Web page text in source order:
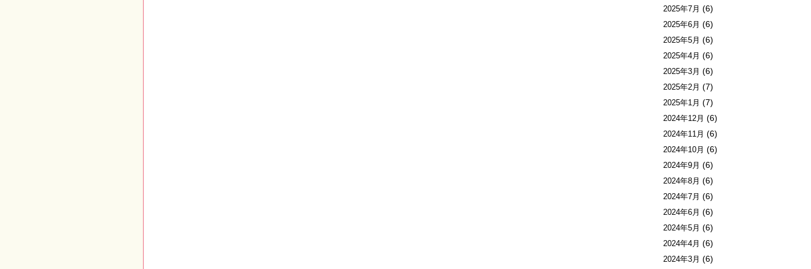
2025年7月 (6)
2025年6月 (6)
2025年5月 (6)
2025年4月 (6)
2025年3月 (6)
2025年2月 (7)
2025年1月 (7)
2024年12月 (6)
2024年11月 (6)
2024年10月 (6)
2024年9月 (6)
2024年8月 (6)
2024年7月 (6)
2024年6月 (6)
2024年5月 (6)
2024年4月 (6)
2024年3月 (6)